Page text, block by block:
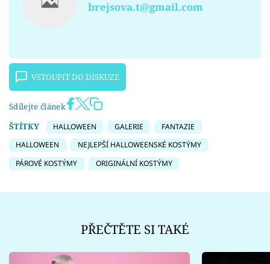
brejsova.t@gmail.com
VSTOUPIT DO DISKUZE
Sdílejte článek
ŠTÍTKY
HALLOWEEN GALERIE
FANTAZIE
HALLOWEEN
NEJLEPŠÍ HALLOWEENSKÉ KOSTÝMY
PÁROVÉ KOSTÝMY
ORIGINÁLNÍ KOSTÝMY
PŘEČTĚTE SI TAKÉ